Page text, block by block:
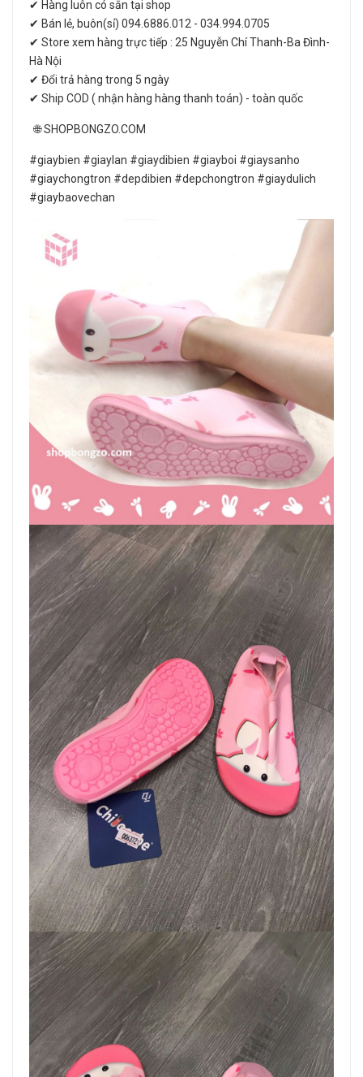
✔ Hàng luôn có sẵn tại shop
✔ Bán lẻ, buôn(sỉ) 094.6886.012 - 034.994.0705
✔ Store xem hàng trực tiếp : 25 Nguyễn Chí Thanh-Ba Đình-
Hà Nội
✔ Đổi trả hàng trong 5 ngày
✔ Ship COD ( nhận hàng hàng thanh toán) - toàn quốc
🌐 SHOPBONGZO.COM
#giaybien #giaylan #giaydibien #giayboi #giaysanho
#giaychongtron #depdibien #depchongtron #giaydulich
#giaybaovechan